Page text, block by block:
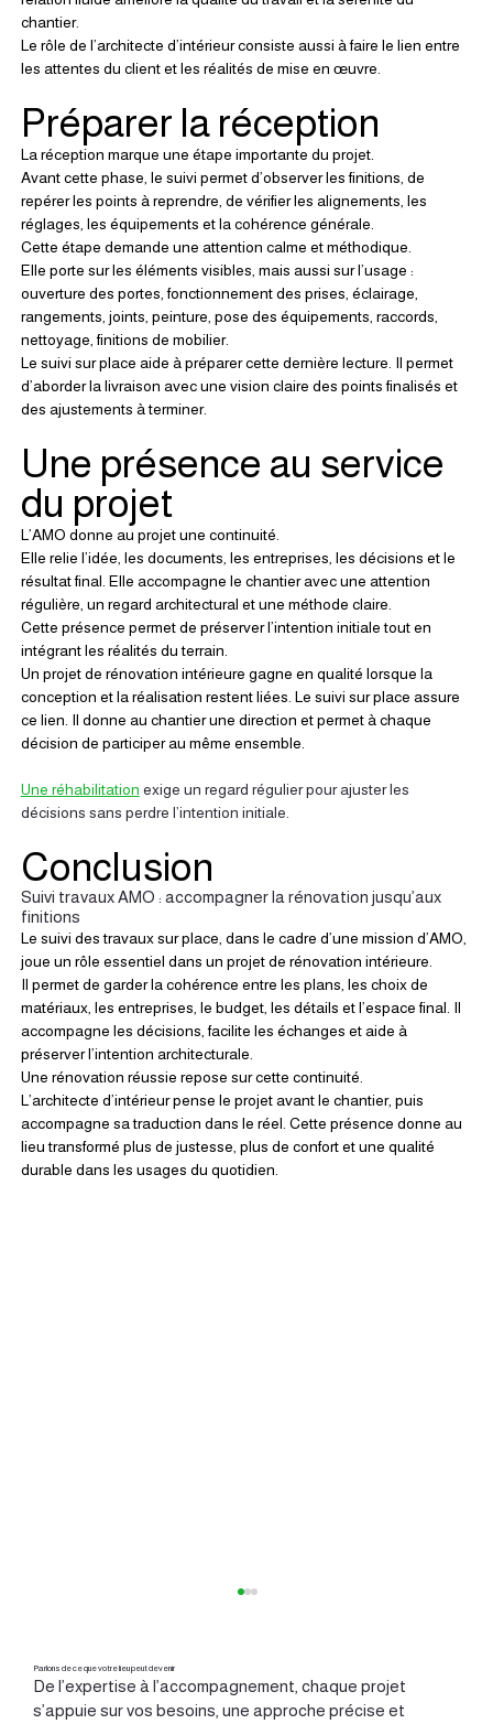
Parlons de ce que votre lieu peut devenir
De l’expertise à l’accompagnement, chaque projet
s’appuie sur vos besoins, une approche précise et
chantier.
Le rôle de l’architecte d’intérieur consiste aussi à faire le lien entre
les attentes du client et les réalités de mise en œuvre.
Préparer la réception
La réception marque une étape importante du projet.
Avant cette phase, le suivi permet d’observer les finitions, de
repérer les points à reprendre, de vérifier les alignements, les
réglages, les équipements et la cohérence générale.
Cette étape demande une attention calme et méthodique.
Elle porte sur les éléments visibles, mais aussi sur l’usage :
ouverture des portes, fonctionnement des prises, éclairage,
rangements, joints, peinture, pose des équipements, raccords,
nettoyage, finitions de mobilier.
Le suivi sur place aide à préparer cette dernière lecture. Il permet
d’aborder la livraison avec une vision claire des points finalisés et
des ajustements à terminer.
Une présence au service
du projet
L’AMO donne au projet une continuité.
Elle relie l’idée, les documents, les entreprises, les décisions et le
résultat final. Elle accompagne le chantier avec une attention
régulière, un regard architectural et une méthode claire.
Cette présence permet de préserver l’intention initiale tout en
intégrant les réalités du terrain.
Un projet de rénovation intérieure gagne en qualité lorsque la
conception et la réalisation restent liées. Le suivi sur place assure
ce lien. Il donne au chantier une direction et permet à chaque
décision de participer au même ensemble.
Une réhabilitation exige un regard régulier pour ajuster les
décisions sans perdre l’intention initiale.
Conclusion
Suivi travaux AMO : accompagner la rénovation jusqu’aux
finitions
Le suivi des travaux sur place, dans le cadre d’une mission d’AMO,
joue un rôle essentiel dans un projet de rénovation intérieure.
Il permet de garder la cohérence entre les plans, les choix de
matériaux, les entreprises, le budget, les détails et l’espace final. Il
accompagne les décisions, facilite les échanges et aide à
préserver l’intention architecturale.
Une rénovation réussie repose sur cette continuité.
L’architecte d’intérieur pense le projet avant le chantier, puis
accompagne sa traduction dans le réel. Cette présence donne au
lieu transformé plus de justesse, plus de confort et une qualité
durable dans les usages du quotidien.